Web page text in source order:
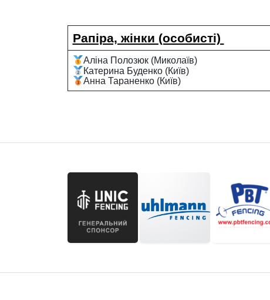
Рапіра, жінки (особисті)
Аліна Полозюк (Миколаїв)
Катерина Буденко (Київ)
Анна Тараненко (Київ)